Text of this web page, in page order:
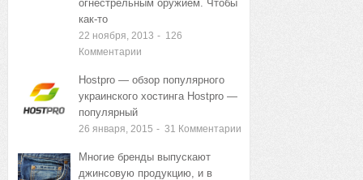
огнестрельным оружием. Чтобы
как-то
22 ноября, 2013 - 126
Комментарии
Hostpro — обзор популярного
украинского хостинга Hostpro —
популярный
26 января, 2015 - 31 Комментарии
Многие бренды выпускают
джинсовую продукцию, и в